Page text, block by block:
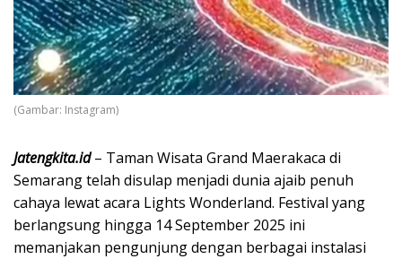
(Gambar: Instagram)
Jatengkita.id– Taman Wisata Grand Maerakaca di
Semarang telah disulap menjadi dunia ajaib penuh
cahaya lewat acara Lights Wonderland. Festival yang
berlangsung hingga 14 September 2025 ini
memanjakan pengunjung dengan berbagai instalasi